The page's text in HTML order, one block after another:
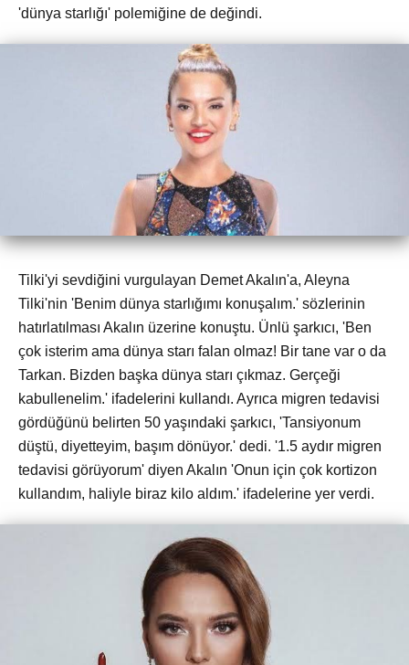
'dünya starlığı' polemiğine de değindi.
Tilki'yi sevdiğini vurgulayan Demet Akalın'a, Aleyna
Tilki'nin 'Benim dünya starlığımı konuşalım.' sözlerinin
hatırlatılması Akalın üzerine konuştu. Ünlü şarkıcı, 'Ben
çok isterim ama dünya starı falan olmaz! Bir tane var o da
Tarkan. Bizden başka dünya starı çıkmaz. Gerçeği
kabullenelim.' ifadelerini kullandı. Ayrıca migren tedavisi
gördüğünü belirten 50 yaşındaki şarkıcı, 'Tansiyonum
düştü, diyetteyim, başım dönüyor.' dedi. '1.5 aydır migren
tedavisi görüyorum' diyen Akalın 'Onun için çok kortizon
kullandım, haliyle biraz kilo aldım.' ifadelerine yer verdi.